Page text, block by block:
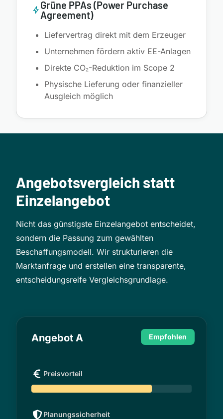
Grüne PPAs (Power Purchase
Agreement)
Liefervertrag direkt mit dem Erzeuger
Unternehmen fördern aktiv EE-Anlagen
Direkte CO₂-Reduktion im Scope 2
Physische Lieferung oder finanzieller
Ausgleich möglich
Angebotsvergleich statt
Einzelangebot
Nicht das günstigste Einzelangebot entscheidet,
sondern die Passung zum gewählten
Beschaffungsmodell. Wir strukturieren die
Marktanfrage und erstellen eine transparente,
entscheidungsreife Vergleichsgrundlage.
Empfohlen
Angebot A
Preisvorteil
Planungssicherheit